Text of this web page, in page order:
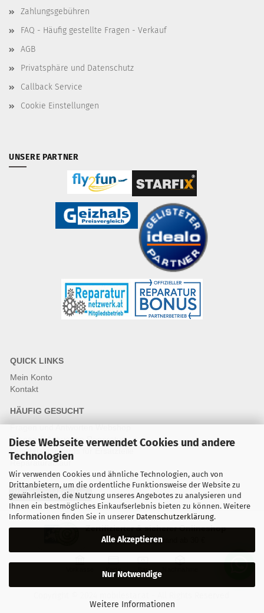
Diese Webseite verwendet Cookies und andere
Technologien
Wir verwenden Cookies und ähnliche Technologien, auch von
Drittanbietern, um die ordentliche Funktionsweise der Website zu
gewährleisten, die Nutzung unseres Angebotes zu analysieren und
Ihnen ein bestmögliches Einkaufserlebnis bieten zu können. Weitere
Informationen finden Sie in unserer Datenschutzerklärung.
Alle Akzeptieren
Nur Notwendige
Weitere Informationen
Zahlungsgebühren
FAQ - Häufig gestellte Fragen - Verkauf
AGB
Privatsphäre und Datenschutz
Callback Service
Cookie Einstellungen
UNSERE PARTNER
QUICK LINKS
Mein Konto
Kontakt
HÄUFIG GESUCHT
Fragen und Antworten Webshop
Fragen & Antworten Reparatur
Qualitätsstandards für Ersatzteile
Reparaturablauf
Vertrag widerrufen
Zertifizierter & sicherer Onlineshop
Kostenloser Versand ab 30 €